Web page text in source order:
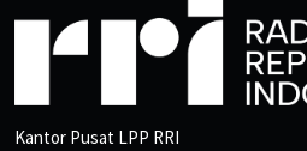
Kantor Pusat LPP RRI